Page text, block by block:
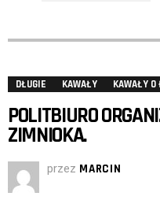
DŁUGIE KAWAŁY KAWAŁY O
POLITBIURO
ZIMNIOKA.
przez MARCIN